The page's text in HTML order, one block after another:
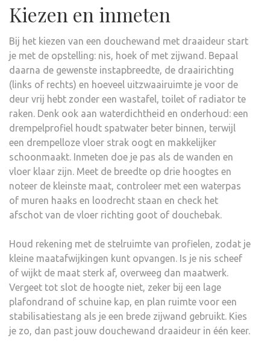
Kiezen en inmeten
Bij het kiezen van een douchewand met draaideur start
je met de opstelling: nis, hoek of met zijwand. Bepaal
daarna de gewenste instapbreedte, de draairichting
(links of rechts) en hoeveel uitzwaairuimte je voor de
deur vrij hebt zonder een wastafel, toilet of radiator te
raken. Denk ook aan waterdichtheid en onderhoud: een
drempelprofiel houdt spatwater beter binnen, terwijl
een drempelloze vloer strak oogt en makkelijker
schoonmaakt. Inmeten doe je pas als de wanden en
vloer klaar zijn. Meet de breedte op drie hoogtes en
noteer de kleinste maat, controleer met een waterpas
of muren haaks en loodrecht staan en check het
afschot van de vloer richting goot of douchebak.
Houd rekening met de stelruimte van profielen, zodat je
kleine maatafwijkingen kunt opvangen. Is je nis scheef
of wijkt de maat sterk af, overweeg dan maatwerk.
Vergeet tot slot de hoogte niet, zeker bij een lage
plafondrand of schuine kap, en plan ruimte voor een
stabilisatiestang als je een brede zijwand gebruikt. Kies
je zo, dan past jouw douchewand draaideur in één keer.